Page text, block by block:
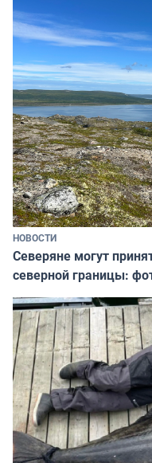
НОВОСТИ
Северяне могут
северной границы: